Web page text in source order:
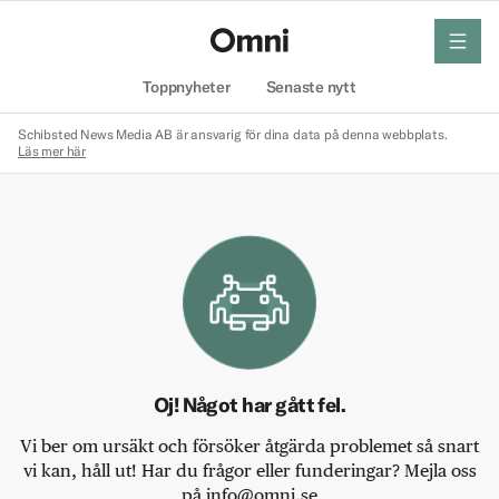
Toppnyheter Senaste nytt
meny
Schibsted News Media AB är ansvarig för dina data på denna webbplats.
Läs mer här
Oj! Något har gått fel.
Vi ber om ursäkt och försöker åtgärda problemet så snart
vi kan, håll ut! Har du frågor eller funderingar? Mejla oss